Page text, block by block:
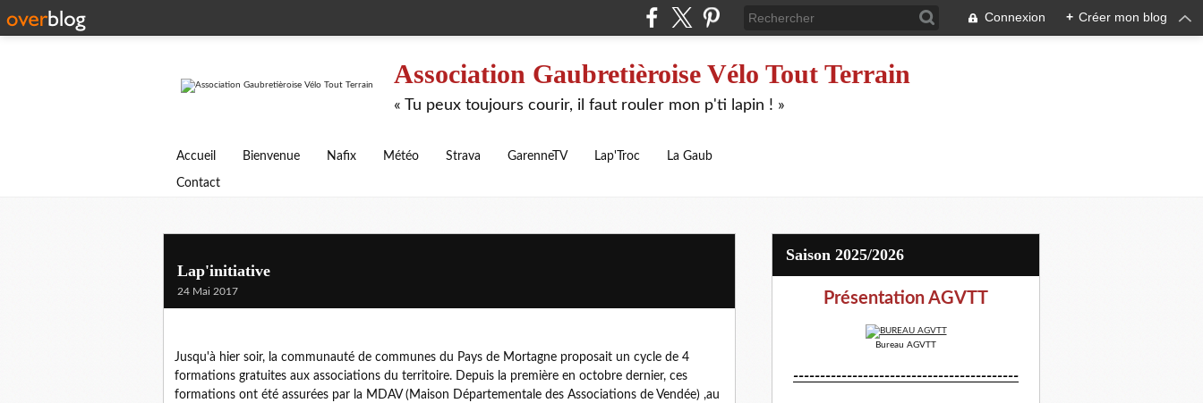
Connexion + Créer mon blog
Association Gaubretièroise Vélo Tout Terrain
« Tu peux toujours courir, il faut rouler mon p'ti lapin ! »
Accueil Bienvenue Nafix Météo Strava GarenneTV Lap'Troc La Gaub
Contact
Lap'initiative
24 Mai 2017
Jusqu'à hier soir, la communauté de communes du Pays de Mortagne proposait un cycle de 4
formations gratuites aux associations du territoire. Depuis la première en octobre dernier, ces
formations ont été assurées par la MDAV (Maison Départementale des Associations de Vendée) ,au
Saison 2025/2026
Présentation AGVTT
Bureau AGVTT
------------------------------------------